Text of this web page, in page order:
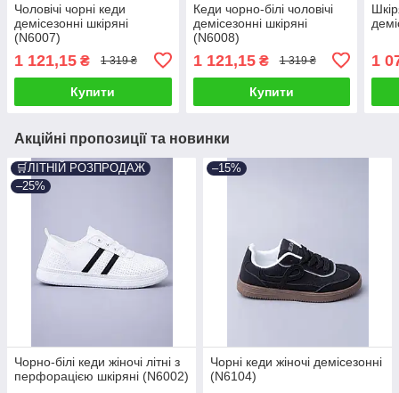
Чоловічі чорні кеди
демісезонні шкіряні
(N6007)
1 121,15 ₴ 1 319 ₴
Купити
Кеди чорно-білі чоловічі
демісезонні шкіряні
(N6008)
1 121,15₴ 1 319 ₴
Купити
1
Акційні пропозиції та новинки
🛒ЛІТНІЙ РОЗПРОДАЖ
–25%
Чорно-білі кеди жіночі літні з
перфорацією шкіряні (N6002)
–15%
Чорні кеди жіночі демісезонні
(N6104)